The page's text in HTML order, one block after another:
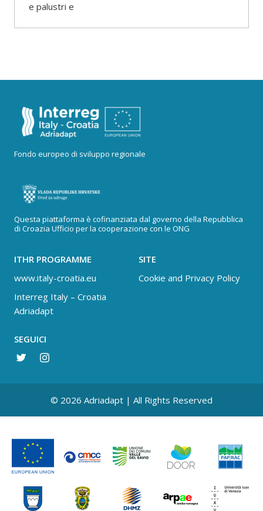
e palustri e
Fondo europeo di sviluppo regionale
Questa piattaforma è cofinanziata dal governo della Repubblica
di Croazia Ufficio per la cooperazione con le ONG
ITHR PROGRAMME
www.italy-croatia.eu
Interreg Italy – Croatia
Adriadapt
SITE
Cookie and Privacy Policy
SEGUICI
© 2026 Adriadapt | All Rights Reserved